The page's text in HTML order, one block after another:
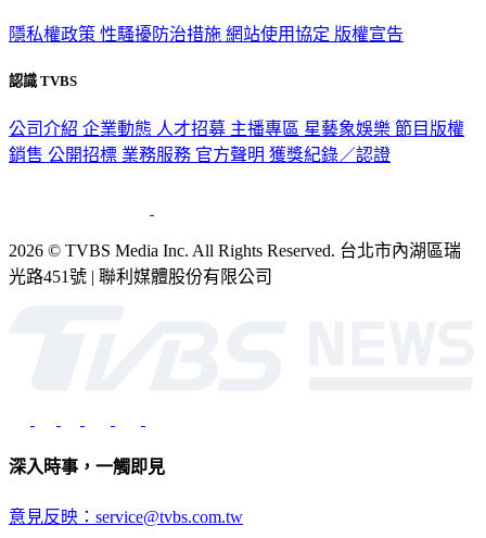
隱私權政策 性騷擾防治措施 網站使用協定 版權宣告
認識 TVBS
公司介紹 企業動態 人才招募 主播專區 星藝象娛樂 節目版權
銷售 公開招標 業務服務 官方聲明 獲獎紀錄／認證
2026 © TVBS Media Inc. All Rights Reserved. 台北市內湖區瑞
光路451號 | 聯利媒體股份有限公司
深入時事，一觸即見
意見反映：service@tvbs.com.tw